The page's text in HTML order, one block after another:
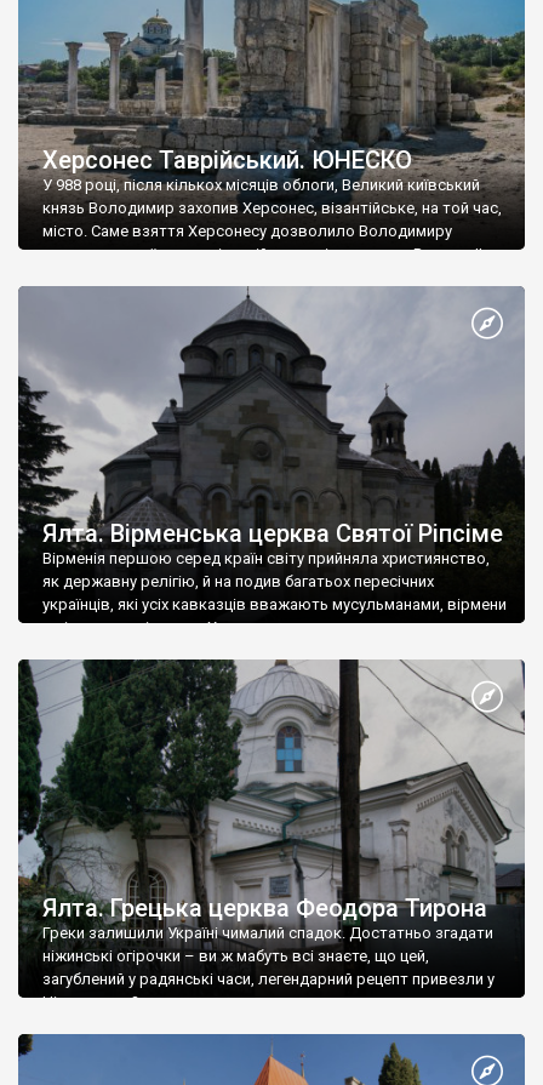
Херсонес Таврійський. ЮНЕСКО
У 988 році, після кількох місяців облоги, Великий київський
князь Володимир захопив Херсонес, візантійське, на той час,
місто. Саме взяття Херсонесу дозволило Володимиру
диктувати свої умови візантійському імператору Василю ІІ, та
Херсонесі Володимир-язичник, став Василем-християнином.
А потім було Хрещення Русі. На честь Херсонесу Таврійського
Ялта. Вірменська церква Святої Ріпсіме
Вірменія першою серед країн світу прийняла християнство,
як державну релігію, й на подив багатьох пересічних
українців, які усіх кавказців вважають мусульманами, вірмени
є відданими вірянами Христа
Ялта. Грецька церква Феодора Тирона
Греки залишили Україні чималий спадок. Достатньо згадати
ніжинські огірочки – ви ж мабуть всі знаєте, що цей,
загублений у радянські часи, легендарний рецепт привезли у
Ніжин греки?